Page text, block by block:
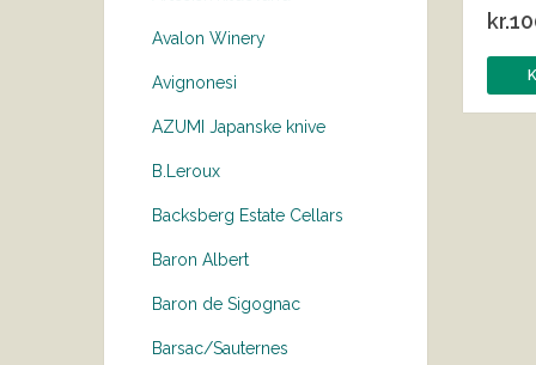
Avalon Winery
Avignonesi
AZUMI Japanske knive
B.Leroux
Backsberg Estate Cellars
Baron Albert
Baron de Sigognac
Barsac/Sauternes
kr.